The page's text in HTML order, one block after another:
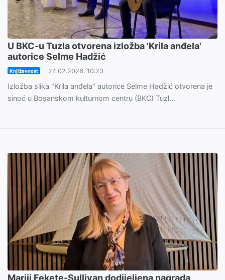
U BKC-u Tuzla otvorena izložba 'Krila anđela'
autorice Selme Hadžić
Književnost 24.02.2026. 10:23
Izložba slika "Krila anđela" autorice Selme Hadžić otvorena je
sinoć u Bosanskom kulturnom centru (BKC) Tuzl...